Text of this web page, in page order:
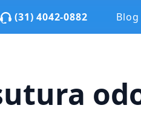
(31) 4042-0882 Blog